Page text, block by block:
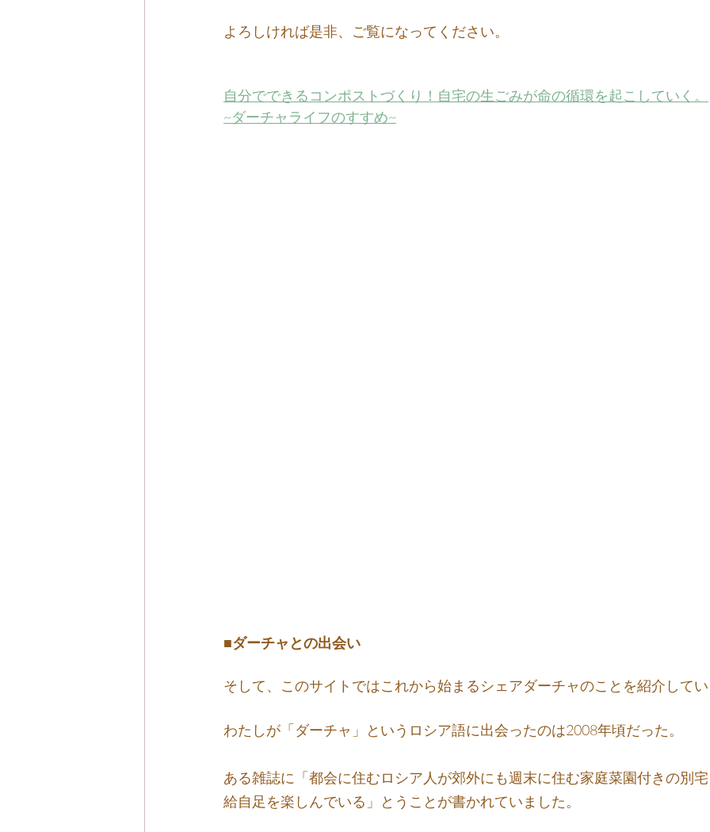
よろしければ是非、ご覧になってください。
自分でできるコンポストづくり！自宅の生ごみが命の循環を起こしていく。
~ダーチャライフのすすめ~
■ダーチャとの出会い
そして、このサイトではこれから始まるシェアダーチャのことを紹介して
わたしが「ダーチャ」というロシア語に出会ったのは2008年頃だった。
ある雑誌に「都会に住むロシア人が郊外にも週末に住む家庭菜園付きの別
給自足を楽しんでいる」とうことが書かれていました。